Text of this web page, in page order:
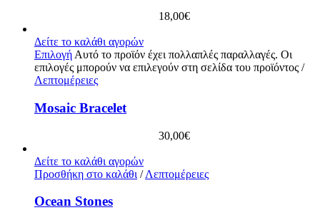
18,00€
Δείτε το καλάθι αγορών
Επιλογή Αυτό το προϊόν έχει πολλαπλές παραλλαγές. Οι
επιλογές μπορούν να επιλεγούν στη σελίδα του προϊόντος /
Λεπτομέρειες
Mosaic Bracelet
30,00€
Δείτε το καλάθι αγορών
Προσθήκη στο καλάθι / Λεπτομέρειες
Ocean Stones